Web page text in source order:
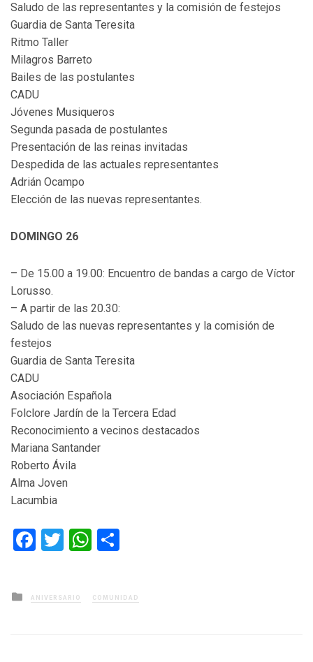
Saludo de las representantes y la comisión de festejos
Guardia de Santa Teresita
Ritmo Taller
Milagros Barreto
Bailes de las postulantes
CADU
Jóvenes Musiqueros
Segunda pasada de postulantes
Presentación de las reinas invitadas
Despedida de las actuales representantes
Adrián Ocampo
Elección de las nuevas representantes.
DOMINGO 26
– De 15.00 a 19.00: Encuentro de bandas a cargo de Víctor
Lorusso.
– A partir de las 20.30:
Saludo de las nuevas representantes y la comisión de
festejos
Guardia de Santa Teresita
CADU
Asociación Española
Folclore Jardín de la Tercera Edad
Reconocimiento a vecinos destacados
Mariana Santander
Roberto Ávila
Alma Joven
Lacumbia
Facebook
TwitterWhatsApp
Posted
in
ANIVERSARIO COMUNIDAD